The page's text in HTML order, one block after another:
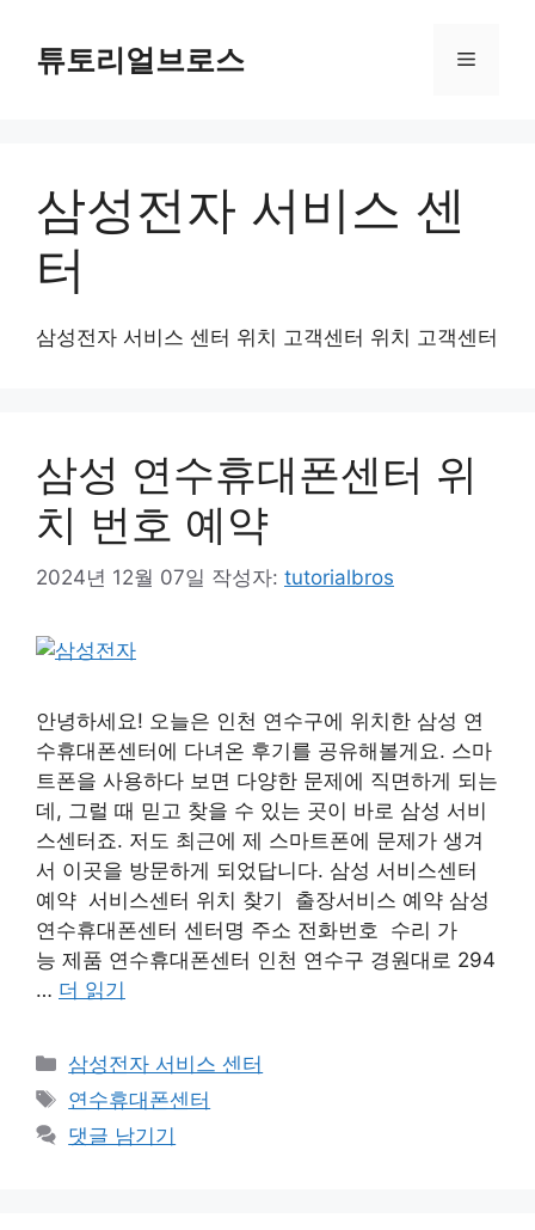
튜토리얼브로스 메
삼성전자 서비스 센
터
삼성전자 서비스 센터 위치 고객센터 위치 고객센터
삼성 연수휴대폰센터 위
치 번호 예약
2024년 12월 07일 작성자: tutorialbros
안녕하세요! 오늘은 인천 연수구에 위치한 삼성 연
수휴대폰센터에 다녀온 후기를 공유해볼게요. 스마
트폰을 사용하다 보면 다양한 문제에 직면하게 되는
데, 그럴 때 믿고 찾을 수 있는 곳이 바로 삼성 서비
스센터죠. 저도 최근에 제 스마트폰에 문제가 생겨
서 이곳을 방문하게 되었답니다. 삼성 서비스센터
예약 서비스센터 위치 찾기 출장서비스 예약 삼성
연수휴대폰센터 센터명 주소 전화번호 수리 가
능 제품 연수휴대폰센터 인천 연수구 경원대로 294
… 더 읽기
카
테
리
삼성전자 서비스 센터
태
그
연수휴대폰센터
댓글 남기기